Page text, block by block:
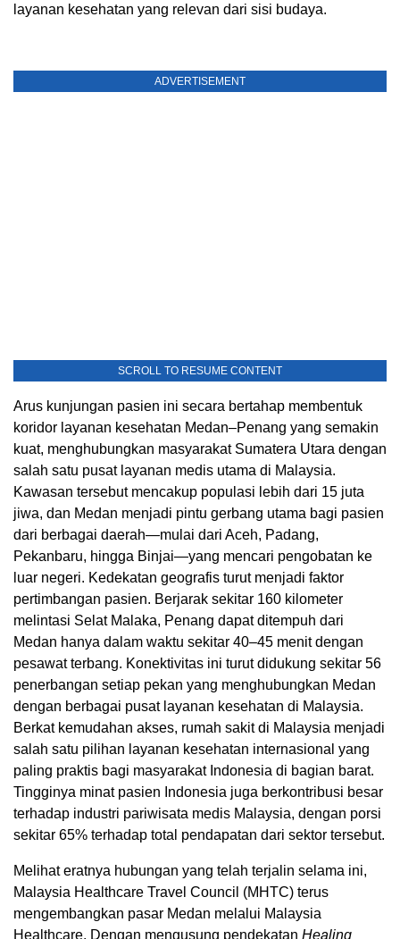
layanan kesehatan yang relevan dari sisi budaya.
ADVERTISEMENT
SCROLL TO RESUME CONTENT
Arus kunjungan pasien ini secara bertahap membentuk
koridor layanan kesehatan Medan–Penang yang semakin
kuat, menghubungkan masyarakat Sumatera Utara dengan
salah satu pusat layanan medis utama di Malaysia.
Kawasan tersebut mencakup populasi lebih dari 15 juta
jiwa, dan Medan menjadi pintu gerbang utama bagi pasien
dari berbagai daerah—mulai dari Aceh, Padang,
Pekanbaru, hingga Binjai—yang mencari pengobatan ke
luar negeri. Kedekatan geografis turut menjadi faktor
pertimbangan pasien. Berjarak sekitar 160 kilometer
melintasi Selat Malaka, Penang dapat ditempuh dari
Medan hanya dalam waktu sekitar 40–45 menit dengan
pesawat terbang. Konektivitas ini turut didukung sekitar 56
penerbangan setiap pekan yang menghubungkan Medan
dengan berbagai pusat layanan kesehatan di Malaysia.
Berkat kemudahan akses, rumah sakit di Malaysia menjadi
salah satu pilihan layanan kesehatan internasional yang
paling praktis bagi masyarakat Indonesia di bagian barat.
Tingginya minat pasien Indonesia juga berkontribusi besar
terhadap industri pariwisata medis Malaysia, dengan porsi
sekitar 65% terhadap total pendapatan dari sektor tersebut.
Melihat eratnya hubungan yang telah terjalin selama ini,
Malaysia Healthcare Travel Council (MHTC) terus
mengembangkan pasar Medan melalui Malaysia
Healthcare. Dengan mengusung pendekatan Healing